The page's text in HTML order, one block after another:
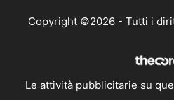
Copyright ©2026 - Tutti i
Le attività pubblicitarie su